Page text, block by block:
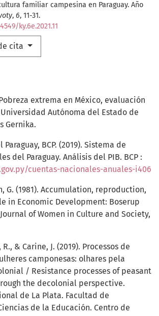
familiar campesina en Paraguay. Año
, 6, 11-31.
ky.6e.2021.11
cita
extrema en México, evaluación
Autónoma del Estado de
Gernika.
BCP. (2019). Sistema de
del Paraguay. Análisis del PIB. BCP :
cuentas-nacionales-anuales-i406
G. (1981). Accumulation, reproduction,
in Economic Development: Boserup
of Women in Culture and Society,
& Carine, J. (2019). Processos de
camponesas: olhares pela
/ Resistance processes of peasant
the decolonial perspective.
de La Plata. Facultad de
de la Educación. Centro de